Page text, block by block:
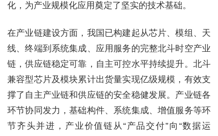
化，为产业规模化应用奠定了坚实的技术基础。
在产业链建设方面，我国已构建起从芯片、模组、天
线、终端到系统集成、应用服务的完整北斗时空产业
链，供应链稳定可靠，自主可控水平持续提升。北斗
兼容型芯片及模块累计出货量实现亿级规模，有效支
撑了自主产业链和供应链的安全稳健发展。产业链各
环节协同发力，基础构件、系统集成、增值服务等环
节齐头并进，产业价值链从“产品交付”向“数据运